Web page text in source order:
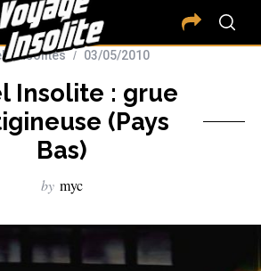
insolites 03/05/2010
Insolite : grue
(Pays
Bas)
by myc